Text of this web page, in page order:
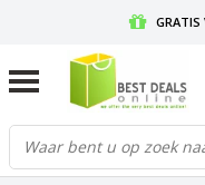
GRATIS
GRATIS